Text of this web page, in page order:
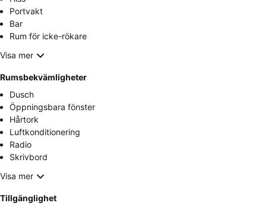
Portvakt
Bar
Rum för icke-rökare
Visa mer
Rumsbekvämligheter
Dusch
Öppningsbara fönster
Hårtork
Luftkonditionering
Radio
Skrivbord
Visa mer
Tillgänglighet